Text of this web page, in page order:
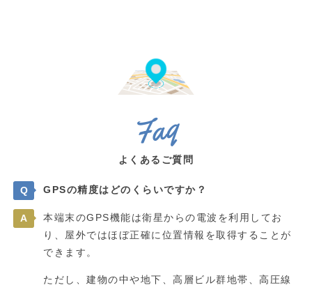
Faq
よくあるご質問
Q GPSの精度はどのくらいですか？
A
本端末のGPS機能は衛星からの電波を利用してお
り、屋外ではほぼ正確に位置情報を取得することが
できます。
ただし、建物の中や地下、高層ビル群地帯、高圧線